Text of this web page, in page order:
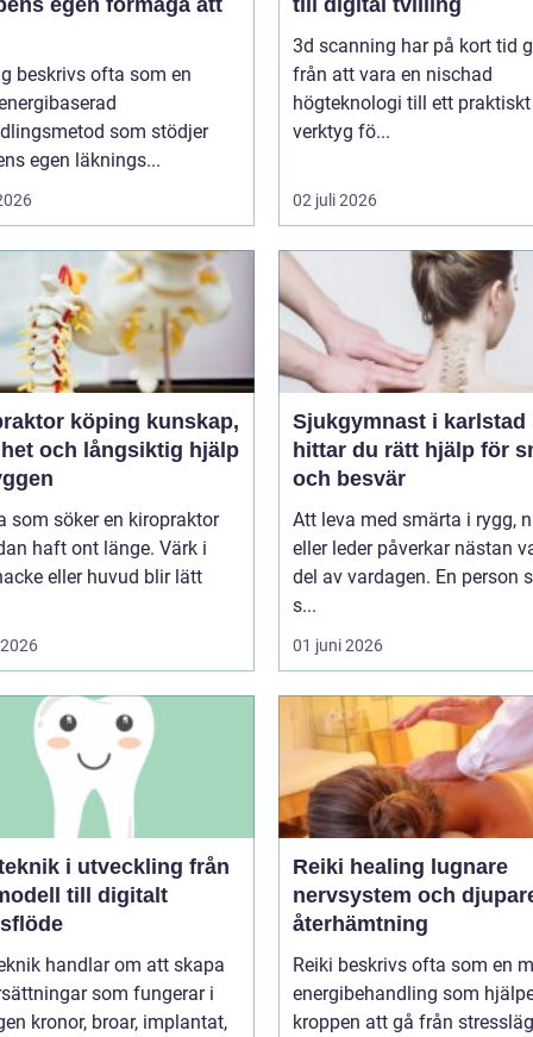
beskrivs ofta som en
som stödjer
egen läknings...
3d scanning har på kort tid
från att vara en nischad
högteknologi till ett praktiskt
verktyg fö...
02 juli 2026
köping kunskap,
och långsiktig hjälp
som söker en kiropraktor
haft ont länge. Värk i
eller huvud blir lätt
Sjukgymnast i karlstad så
hittar du rätt hjälp för
och besvär
Att leva med smärta i rygg,
eller leder påverkar nästan
del av vardagen. En person
s...
01 juni 2026
i utveckling från
till digitalt
handlar om att skapa
som fungerar i
Reiki healing lugnare
nervsystem och
återhämtning
Reiki beskrivs ofta som en
energibehandling som
kroppen att gå från